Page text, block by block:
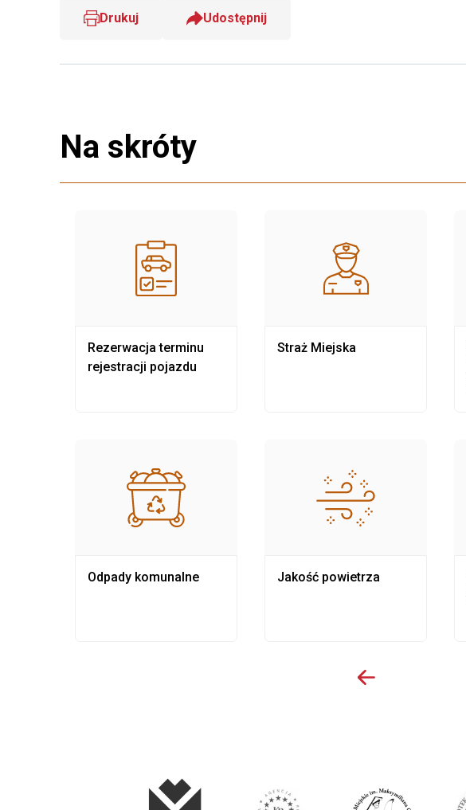
Drukuj Udostępnij
Na skróty
Rezerwacja terminu
rejestracji pojazdu
Odpady komunalne
Straż Miejska
Jakość powietrza